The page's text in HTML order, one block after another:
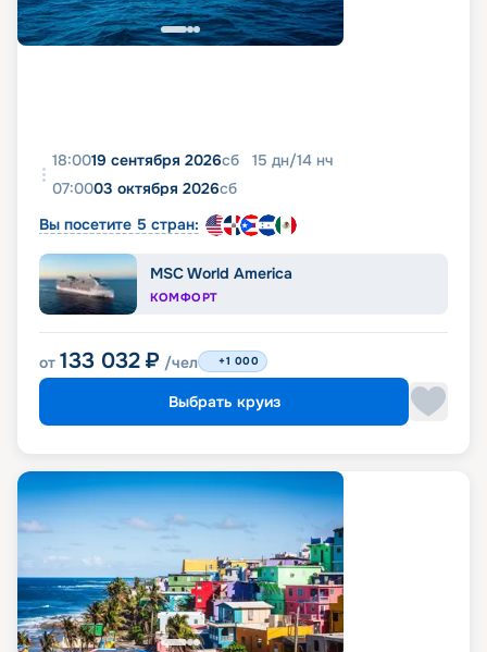
18:0019 сентября 2026сб 15 дн/14 нч
07:0003 октября 2026сб
Вы посетите 5 стран:
MSC World America
КОМФОРТ
от 133 032 ₽ /чел +1 000
Выбрать круиз